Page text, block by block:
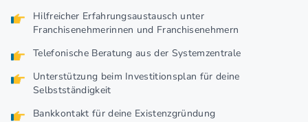
Hilfreicher Erfahrungsaustausch unter
Franchisenehmerinnen und Franchisenehmern
Telefonische Beratung aus der Systemzentrale
Unterstützung beim Investitionsplan für deine
Selbstständigkeit
Bankkontakt für deine Existenzgründung